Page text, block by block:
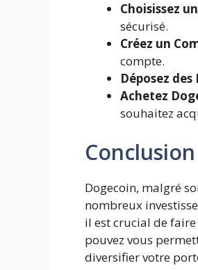
Choisissez
sécurisé.
Créez un
compte.
Déposez des
Achetez
souhaitez
Conclusion
Dogecoin, malgré
nombreux
il est crucial de
pouvez vous
diversifier votre